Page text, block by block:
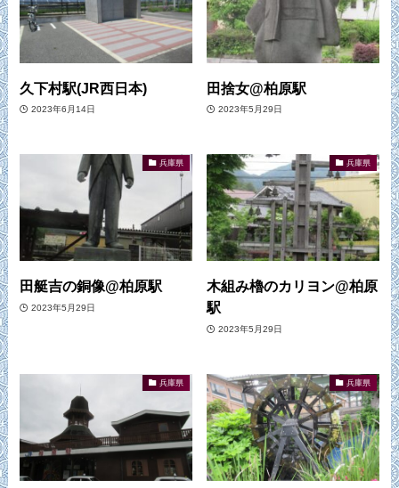
久下村駅(JR西日本)
2023年6月14日
田捨女@柏原駅
2023年5月29日
兵庫県
田艇吉の銅像@柏原駅
2023年5月29日
兵庫県
木組み櫓のカリヨン@柏原
駅
2023年5月29日
兵庫県 兵庫県